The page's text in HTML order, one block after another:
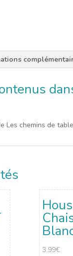
Les chemins de
3.99€